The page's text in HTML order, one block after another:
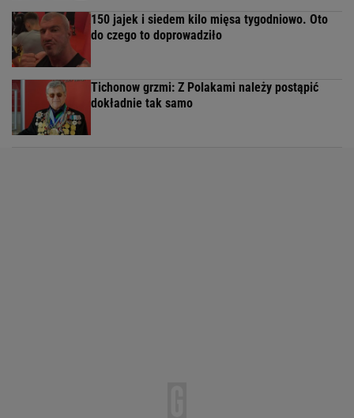
150 jajek i siedem kilo mięsa tygodniowo. Oto
do czego to doprowadziło
Tichonow grzmi: Z Polakami należy postąpić
dokładnie tak samo